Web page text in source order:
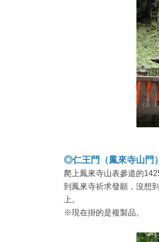
◎仁王門（鳳來寺山門）
爬上鳳來寺山表參道的
到鳳來寺祈求發願，沒想
上。
※現在掛的是複製品。